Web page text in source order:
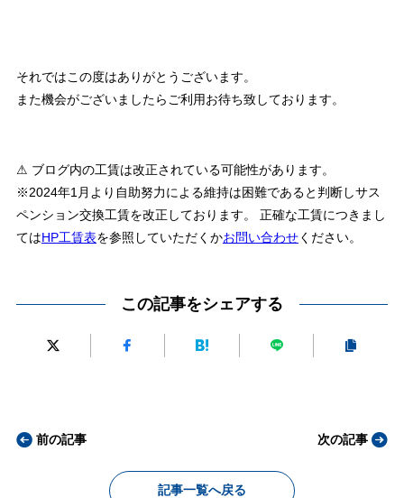
それではこの度はありがとうございます。
また機会がございましたらご利用お待ち致しております。
⚠ ブログ内の工賃は改正されている可能性があります。
※2024年1月より自助努力による維持は困難であると判断しサス
ペンション交換工賃を改正しております。 正確な工賃につきまし
てはHP工賃表を参照していただくかお問い合わせください。
この記事をシェアする
前の記事
記事一覧へ戻る
次の記事